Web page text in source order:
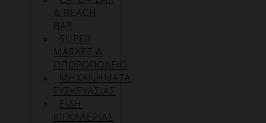
& BEACH
BAR
SUPER
MARKET &
ΟΠΩΡΟΠΩΛΕΙΟ
ΜΗΧΑΝΗΜΑΤΑ
ΣΥΣΚΕΥΑΣΙΑΣ
ΕΙΔΗ
ΚΙΓΚΑΛΕΡΙΑΣ